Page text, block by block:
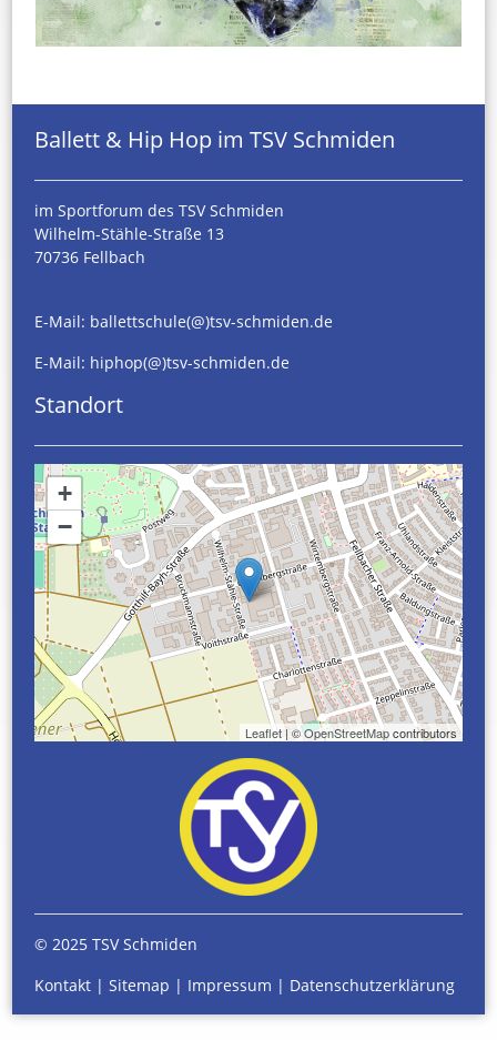
Ballett & Hip Hop im TSV Schmiden
im Sportforum des TSV Schmiden
Wilhelm-Stähle-Straße 13
70736 Fellbach
E-Mail: ballettschule(@)tsv-schmiden.de
E-Mail: hiphop(@)tsv-schmiden.de
Standort
+
−
Leaflet| ©OpenStreetMapcontributors
© 2025 TSV Schmiden
Kontakt |Sitemap | Impressum | Datenschutzerklärung